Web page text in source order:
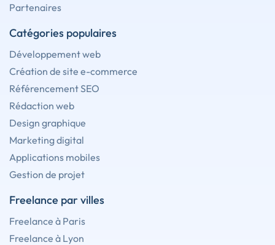
Partenaires
Catégories populaires
Développement web
Création de site e-commerce
Référencement SEO
Rédaction web
Design graphique
Marketing digital
Applications mobiles
Gestion de projet
Freelance par villes
Freelance à Paris
Freelance à Lyon